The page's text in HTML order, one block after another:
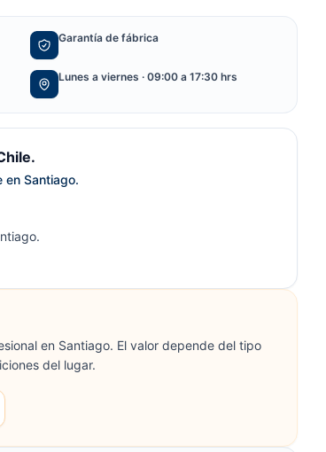
Garantía de fábrica
Lunes a viernes · 09:00 a 17:30 hrs
en Santiago.
en Santiago. El valor depende del tipo
del lugar.